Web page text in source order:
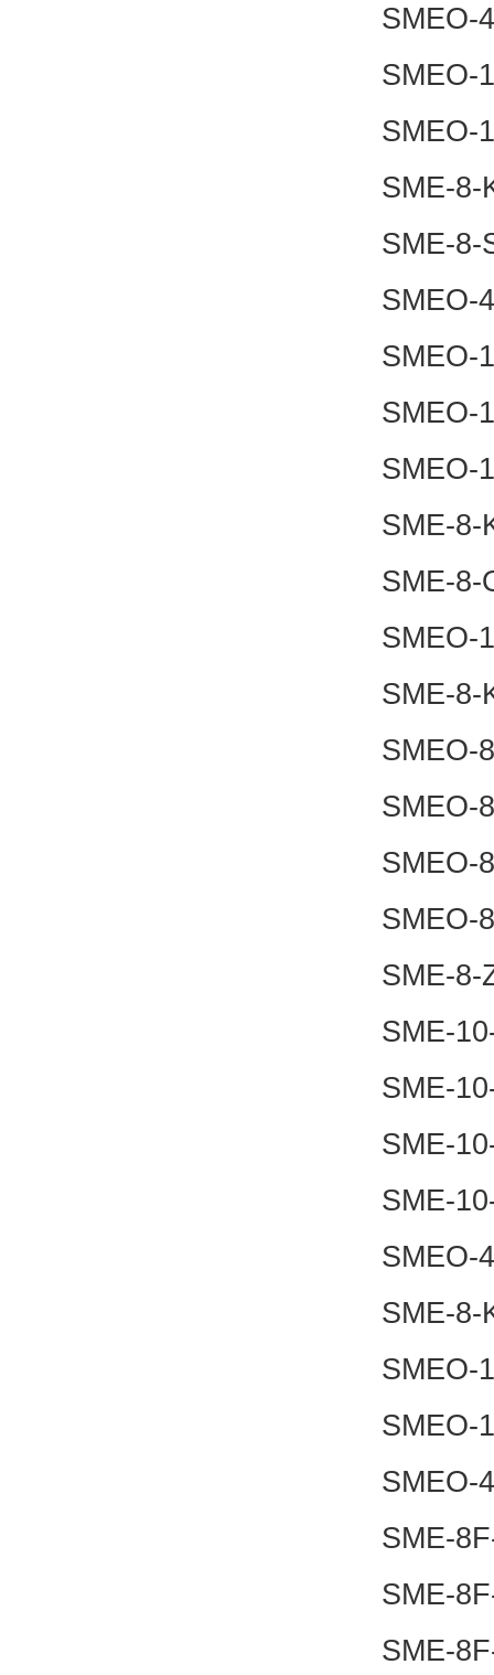
SMEO-
SMEO-
SMEO-
SME-8-
SME-8-
SMEO-
SMEO-
SMEO-
SMEO-
SME-8-
SME-8-
SMEO-
SME-8-
SMEO-
SMEO-
SMEO-
SMEO-
SME-8-
SME-
SME-
SME-
SME-
SMEO-
SME-8-
SMEO-
SMEO-
SMEO-
SME-
SME-
SME-